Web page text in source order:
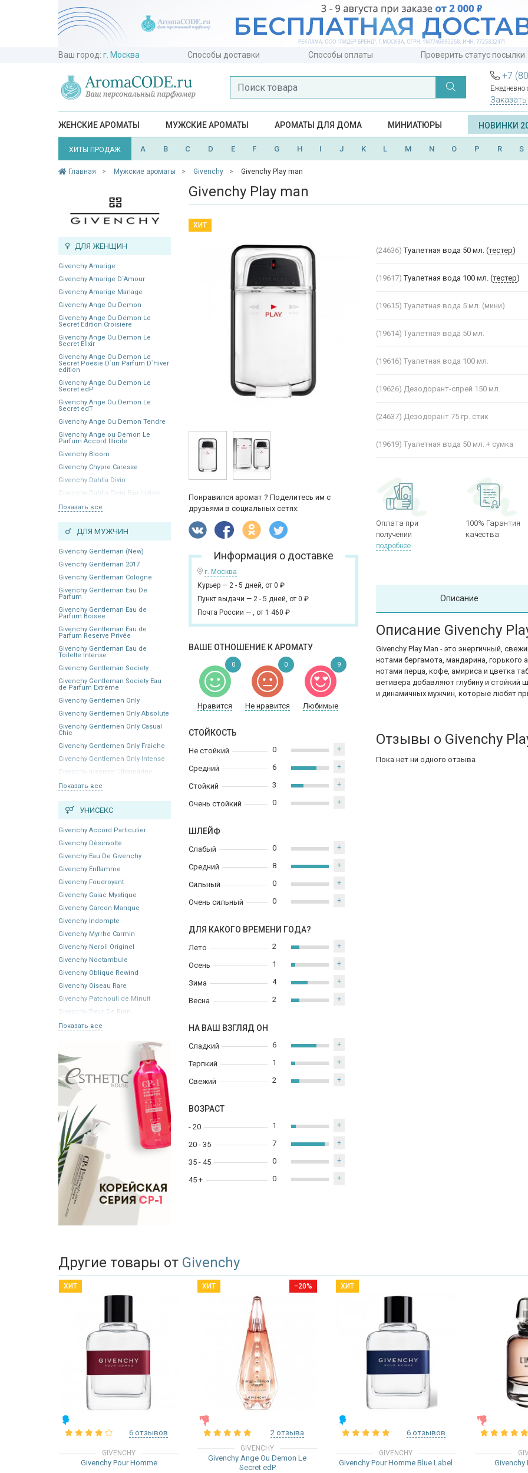
Ваш город: г. Москва Способы доставки Способы оплаты Проверить статус посылки
+7
Ежедневно
ЖЕНСКИЕ АРОМАТЫ МУЖСКИЕ АРОМАТЫ АРОМАТЫ ДЛЯ ДОМА МИНИАТЮРЫ НОВИНКИ
ХИТЫ ПРОДАЖ A B C D E F G H I J K L M N O P R S
Главная Мужские ароматы Givenchy Givenchy Play man
ДЛЯ ЖЕНЩИН
Givenchy Amarige
Givenchy Amarige D`Amour
Givenchy Amarige Mariage
Givenchy Ange Ou Demon
Givenchy Ange Ou Demon Le
Secret Edition Croisiere
Givenchy Ange Ou Demon Le
Secret Elixir
Givenchy Ange Ou Demon Le
Secret Poesie D`un Parfum D`Hiver
edition
Givenchy Ange Ou Demon Le
Secret edP
Givenchy Ange Ou Demon Le
Secret edT
Givenchy Ange Ou Demon Tendre
Givenchy Ange ou Demon Le
Parfum Accord Illicite
Givenchy Bloom
Givenchy Chypre Caresse
Givenchy Dahlia Divin
Givenchy Dahlia Divin Eau Initiale
Показать все
ДЛЯ МУЖЧИН
Givenchy Gentleman (New)
Givenchy Gentleman 2017
Givenchy Gentleman Cologne
Givenchy Gentleman Eau De
Parfum
Givenchy Gentleman Eau de
Parfum Boisee
Givenchy Gentleman Eau de
Parfum Reserve Privée
Givenchy Gentleman Eau de
Toilette Intense
Givenchy Gentleman Society
Givenchy Gentleman Society Eau
de Parfum Extrême
Givenchy Gentlemen Only
Givenchy Gentlemen Only Absolute
Givenchy Gentlemen Only Casual
Chic
Givenchy Gentlemen Only Fraiche
Givenchy Gentlemen Only Intense
Givenchy Insense Ultramarine
Показать все
УНИСЕКС
Givenchy Accord Particulier
Givenchy Dèsinvolte
Givenchy Eau De Givenchy
Givenchy Enflamme
Givenchy Foudroyant
Givenchy Gaiac Mystique
Givenchy Garcon Manque
Givenchy Indompte
Givenchy Myrrhe Carmin
Givenchy Neroli Originel
Givenchy Noctambule
Givenchy Oblique Rewind
Givenchy Oiseau Rare
Givenchy Patchouli de Minuit
Givenchy Peur De Rien
Показать все
Givenchy Play man
ХИТ
Понравился аромат ? Поделитесь им с
друзьями в социальных сетях:
Информация о доставке
г. Москва
Курьер — 2 - 5 дней, от 0 ₽
Пункт выдачи — 2 - 5 дней, от 0 ₽
Почта России — , от 1 460 ₽
ВАШЕ ОТНОШЕНИЕ К АРОМАТУ
Нравится Не нравится Любимые
0 0 9
СТОЙКОСТЬ
Не стойкий
Средний
Стойкий
Очень стойкий
0 +
6 +
3 +
0 +
ШЛЕЙФ
Слабый
Средний
Сильный
Очень сильный
0 +
8 +
0 +
0 +
ДЛЯ КАКОГО ВРЕМЕНИ ГОДА?
Лето
Осень
Зима
Весна
2 +
1 +
4 +
2 +
НА ВАШ ВЗГЛЯД ОН
Сладкий
Терпкий
Свежий
6 +
1 +
2 +
ВОЗРАСТ
- 20
20 - 35
35 - 45
45 +
1 +
7 +
0 +
0 +
(24636) Туалетная вода 50 мл. (тестер)
(19617) Туалетная вода 100 мл. (тестер)
(19615) Туалетная вода 5 мл. (мини)
(19614) Туалетная вода 50 мл.
(19616) Туалетная вода 100 мл.
(19626) Дезодорант-спрей 150 мл.
(24637) Дезодорант 75 гр. стик
(19619) Туалетная вода 50 мл. + сумка
Оплата при
получении
подробнее
100% Гарантия
качества
Описание
Описание Givenchy
Givenchy Play Man - это энергичный,
нотами бергамота, мандарина,
нотами перца, кофе, амириса и цветка
ветивера добавляют глубину и стойкий
и динамичных мужчин, которые любят
Отзывы о Givenchy
Пока нет ни одного отзыва
Другие товары от Givenchy
ХИТ
6 отзывов
GIVENCHY
Givenchy Pour Homme
−20%
ХИТ
2 отзыва
GIVENCHY
Givenchy Ange Ou Demon Le
Secret edP
ХИТ
6 отзывов
GIVENCHY
Givenchy Pour Homme Blue Label Givenchy